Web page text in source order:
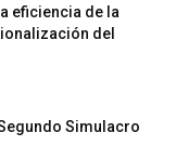
eficiencia de la
del
Simulacro